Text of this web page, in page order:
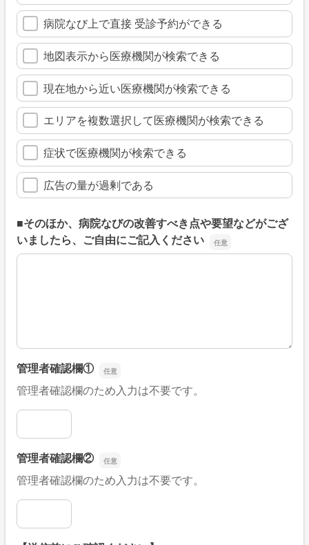
病院なび上で直接 受診予約ができる
地図表示から医療機関が検索できる
現在地から近い医療機関が検索できる
エリアを複数選択して医療機関が検索できる
症状で医療機関が検索できる
広告の量が過剰である
■そのほか、病院なびの改善すべき点や要望などがござ
いましたら、ご自由にご記入ください
■そのほか、病院なびの改善すべき点や要望などがござい
管理者確認欄①
管理者確認欄のため入力は不要です。
管理者確認欄①
管理者確認欄②
管理者確認欄のため入力は不要です。
管理者確認欄②